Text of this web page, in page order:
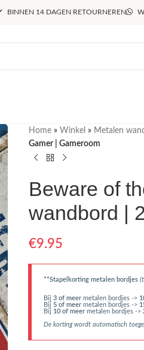
BINNEN 14 DAGEN RETOURNEREN
Home » Winkel » Metalen
Gamer | Gameroom
Beware of
wandbord |
€9.95
**Stapelkorting metalen bordjes
Bij 3 of meer metalen bordjes ->
Bij 5 of meer metalen bordjes ->
Bij 10 of meer metalen bordjes ->
De korting wordt automatisch